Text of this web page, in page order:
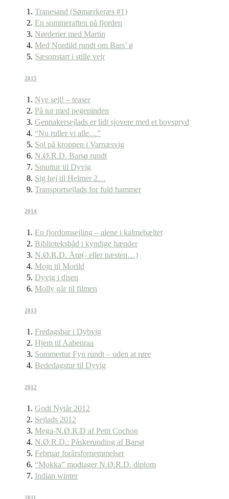
Tranesand (Sømærkeræs #1)
En sommeraften på fjorden
Nørderier med Martin
Med Nordild rundt om Bars’ ø
Sæsonstart i stille vejr
2015
Nye sejl! – teaser
På tur med pegepinden
Gennakersejlads er lidt sjovere med et bovspryd
“Nu ruller vi alle…”
Sol på kroppen i Varnæsvig
N.Ø.R.D. Barsø rundt
Smuttur til Dyvig
Sig hej til Helmer 2…
Transportsejlads for fuld hammer
2014
En fjordomsejling – alene i kalmebæltet
Biblioteksbåd i kyndige hænder
N.Ø.R.D. Årø(- eller næsten…)
Mojn til Morild
Dyvig i disen
Molly går til filmen
2013
Fredagsbar i Dybvig
Hjem til Aabenraa
Sommertur Fyn rundt – uden at røre
Bededagstur til Dyvig
2012
Godt Nytår 2012
Sejlads 2012
Mega-N.Ø.R.D af Petit Cochon
N.Ø.R.D.: Påskerunding af Barsø
Februar forårsfornemmelser
“Mokka” modtager N.Ø.R.D. diplom
Indian winter
2011